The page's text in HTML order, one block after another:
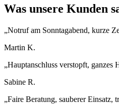
Was unsere Kunden
„Notruf am Sonntagabend, kurze
Martin K.
„Hauptanschluss verstopft, ganzes
Sabine R.
„Faire Beratung, sauberer Einsatz,